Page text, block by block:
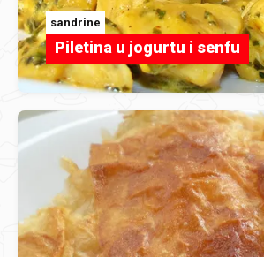
sandrine
Piletina u jogurtu i senfu